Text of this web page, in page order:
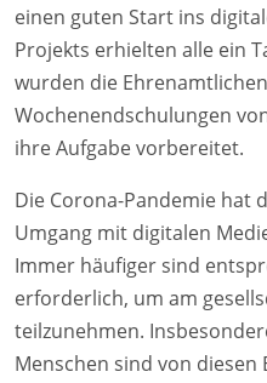
einen guten Start ins
Projekts erhielten alle ein
wurden die
Wochenendschulungen
ihre Aufgabe vorbereitet.
Die Corona-Pandemie hat
Umgang mit digitalen
Immer häufiger sind
erforderlich, um am
teilzunehmen.
Menschen sind von